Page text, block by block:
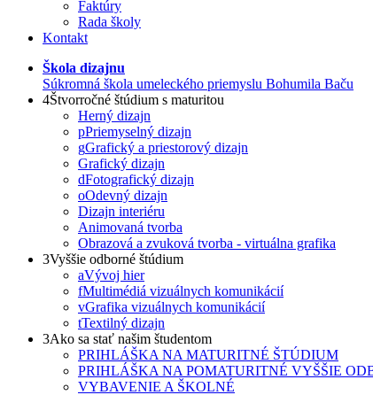
Faktúry
Rada školy
Kontakt
Škola dizajnu
Súkromná škola umeleckého priemyslu Bohumila Baču
4Štvorročné štúdium s maturitou
Herný dizajn
pPriemyselný dizajn
gGrafický a priestorový dizajn
Grafický dizajn
dFotografický dizajn
oOdevný dizajn
Dizajn interiéru
Animovaná tvorba
Obrazová a zvuková tvorba - virtuálna grafika
3Vyššie odborné štúdium
aVývoj hier
fMultimédiá vizuálnych komunikácií
vGrafika vizuálnych komunikácií
tTextilný dizajn
3Ako sa stať našim študentom
PRIHLÁŠKA NA MATURITNÉ ŠTÚDIUM
PRIHLÁŠKA NA POMATURITNÉ VYŠŠIE
VYBAVENIE A ŠKOLNÉ